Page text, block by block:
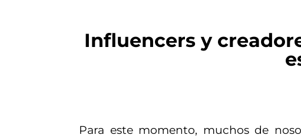
Influencers y
Para este momento, muchos de